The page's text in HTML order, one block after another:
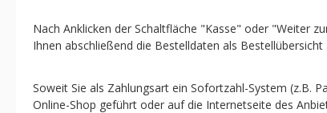
Nach Anklicken der Schaltfläche "Kasse" oder "Weiter
Ihnen abschließend die Bestelldaten als Bestellübersicht
Soweit Sie als Zahlungsart ein Sofortzahl-System (z.B.
Online-Shop geführt oder auf die Internetseite des